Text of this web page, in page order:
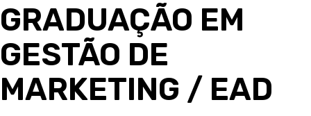
GRADUAÇÃO EM
GESTÃO DE
MARKETING / EAD